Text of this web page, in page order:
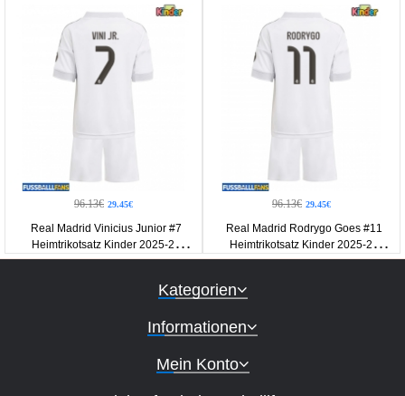
96.13€ 29.45€
Real Madrid Vinicius Junior #7
Heimtrikotsatz Kinder 2025-26
Kurzarm (+ Kurze Hosen)
96.13€ 29.45€
Real Madrid Rodrygo Goes #11
Heimtrikotsatz Kinder 2025-26
Kurzarm (+ Kurze Hosen)
Kategorien
Informationen
Mein Konto